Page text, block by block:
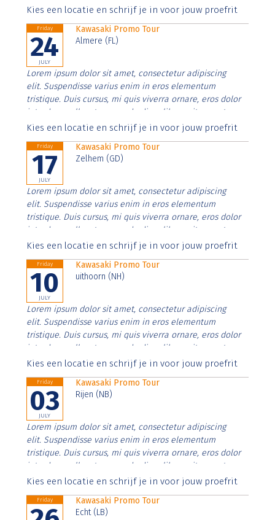
Aenean faucibus nibh et justo cursus id rutrum lorem
Kies een locatie en schrijf je in voor jouw proefrit
Friday
24
JULY
Kawasaki Promo Tour
Almere (FL)
Lorem ipsum dolor sit amet, consectetur adipiscing
elit. Suspendisse varius enim in eros elementum
tristique. Duis cursus, mi quis viverra ornare, eros dolor
interdum nulla, ut commodo diam libero vitae erat.
Aenean faucibus nibh et justo cursus id rutrum lorem
Kies een locatie en schrijf je in voor jouw proefrit
Friday
17
JULY
Kawasaki Promo Tour
Zelhem (GD)
Lorem ipsum dolor sit amet, consectetur adipiscing
elit. Suspendisse varius enim in eros elementum
tristique. Duis cursus, mi quis viverra ornare, eros dolor
interdum nulla, ut commodo diam libero vitae erat.
Aenean faucibus nibh et justo cursus id rutrum lorem
Kies een locatie en schrijf je in voor jouw proefrit
Friday
10
JULY
Kawasaki Promo Tour
uithoorn (NH)
Lorem ipsum dolor sit amet, consectetur adipiscing
elit. Suspendisse varius enim in eros elementum
tristique. Duis cursus, mi quis viverra ornare, eros dolor
interdum nulla, ut commodo diam libero vitae erat.
Aenean faucibus nibh et justo cursus id rutrum lorem
Kies een locatie en schrijf je in voor jouw proefrit
Friday
03
JULY
Kawasaki Promo Tour
Rijen (NB)
Lorem ipsum dolor sit amet, consectetur adipiscing
elit. Suspendisse varius enim in eros elementum
tristique. Duis cursus, mi quis viverra ornare, eros dolor
interdum nulla, ut commodo diam libero vitae erat.
Aenean faucibus nibh et justo cursus id rutrum lorem
Kies een locatie en schrijf je in voor jouw proefrit
Friday
Kawasaki Promo Tour
Echt (LB)